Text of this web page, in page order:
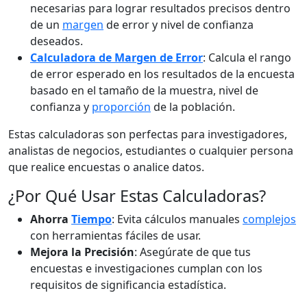
necesarias para lograr resultados precisos dentro
de un margen de error y nivel de confianza
deseados.
Calculadora de Margen de Error: Calcula el rango
de error esperado en los resultados de la encuesta
basado en el tamaño de la muestra, nivel de
confianza y proporción de la población.
Estas calculadoras son perfectas para investigadores,
analistas de negocios, estudiantes o cualquier persona
que realice encuestas o analice datos.
¿Por Qué Usar Estas Calculadoras?
Ahorra Tiempo: Evita cálculos manuales complejos
con herramientas fáciles de usar.
Mejora la Precisión: Asegúrate de que tus
encuestas e investigaciones cumplan con los
requisitos de significancia estadística.